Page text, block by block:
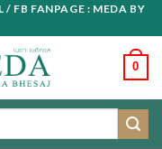
FB FANPAGE : MEDA BY
0